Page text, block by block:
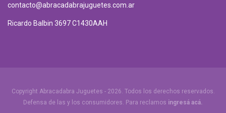
contacto@abracadabrajuguetes.com.ar
Ricardo Balbin 3697 C1430AAH
Copyright Abracadabra Juguetes - 2026. Todos los derechos reservados.
Defensa de las y los consumidores. Para reclamos ingresá acá.